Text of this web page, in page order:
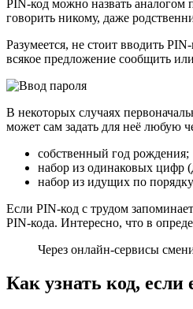
PIN-код можно назвать аналогом
говорить никому, даже
Разумеется, не стоит вводить
всякое предложение сообщить
В некоторых случаях
может сам задать для неё любую
собственный год рождения;
набор из одинаковых цифр
набор из идущих по
Если PIN-код с трудом
PIN-кода. Интересно, что в
Через онлайн-сервисы
Как узнать код, если